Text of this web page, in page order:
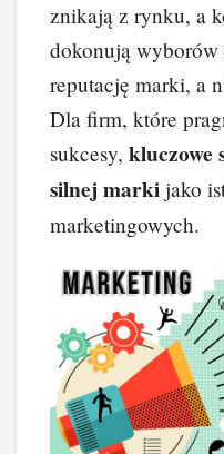
znikają z rynku, a
dokonują
reputację marki, a
Dla firm, które
sukcesy, kluczowe
silnej marki jako
marketingowych.